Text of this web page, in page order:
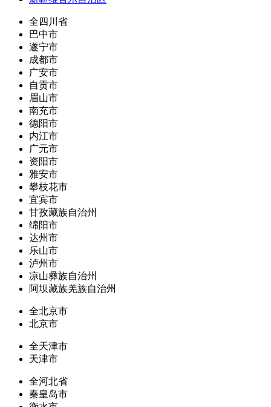
全四川省
巴中市
遂宁市
成都市
广安市
自贡市
眉山市
南充市
德阳市
内江市
广元市
资阳市
雅安市
攀枝花市
宜宾市
甘孜藏族自治州
绵阳市
达州市
乐山市
泸州市
凉山彝族自治州
阿坝藏族羌族自治州
全北京市
北京市
全天津市
天津市
全河北省
秦皇岛市